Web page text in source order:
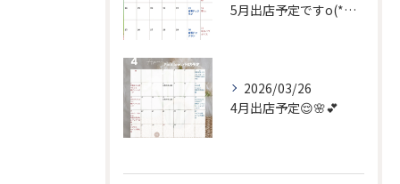
5月出店予定ですo(*⌒―⌒*)o
2026/03/26
4月出店予定😌🌸💕